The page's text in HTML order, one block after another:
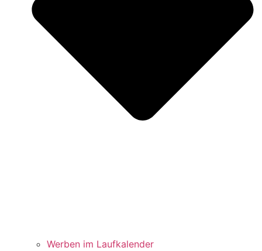
Werben im Laufkalender